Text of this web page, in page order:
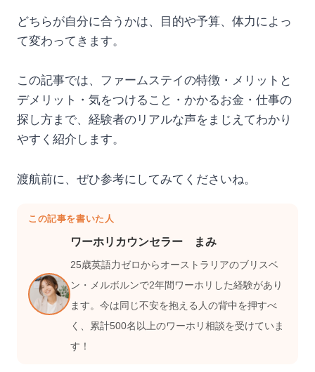
どちらが自分に合うかは、目的や予算、体力によっ
て変わってきます。
この記事では、ファームステイの特徴・メリットと
デメリット・気をつけること・かかるお金・仕事の
探し方まで、経験者のリアルな声をまじえてわかり
やすく紹介します。
渡航前に、ぜひ参考にしてみてくださいね。
この記事を書いた人
ワーホリカウンセラー まみ
25歳英語力ゼロからオーストラリアのブリスベ
ン・メルボルンで2年間ワーホリした経験があり
ます。今は同じ不安を抱える人の背中を押すべ
く、累計500名以上のワーホリ相談を受けていま
す！